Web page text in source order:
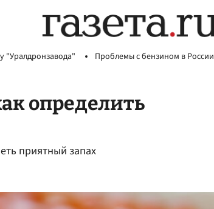
"Уралдронзавода" Проблемы с бензином в России
определить
приятный запах